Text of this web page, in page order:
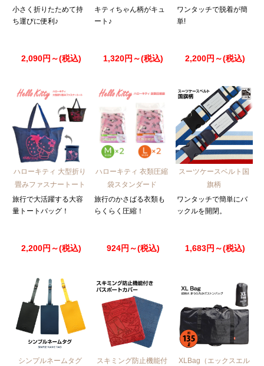
小さく折りたためて持
ち運びに便利♪
2,090円～(税込)
キティちゃん柄がキュ
ート♪
1,320円～(税込)
ワンタッチで脱着が簡
単!
2,200円～(税込)
ハローキティ 大型折り
畳みファスナートート
旅行で大活躍する大容
量トートバッグ！
2,200円～(税込)
ハローキティ 衣類圧縮
袋スタンダード
旅行のかさばる衣類も
らくらく圧縮！
924円～(税込)
スーツケースベルト国
旗柄
ワンタッチで簡単にバ
ックルを開閉。
1,683円～(税込)
シンプルネームタグ
スキミング防止機能付
XLBag（エックスエル